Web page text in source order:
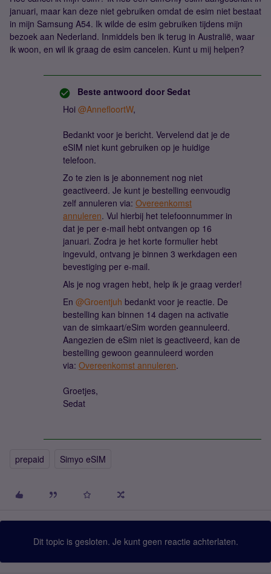
januari, maar kan deze niet gebruiken omdat de esim niet bestaat
in mijn Samsung A54. Ik wilde de esim gebruiken tijdens mijn
bezoek aan Nederland. Inmiddels ben ik terug in Australië, waar
ik woon, en wil ik graag de esim cancelen. Kunt u mij helpen?
Beste antwoord door Sedat
Hoi ​ @AnnefloortW,
Bedankt voor je bericht. Vervelend dat je de
eSIM niet kunt gebruiken op je huidige
telefoon.
Zo te zien is je abonnement nog niet
geactiveerd. Je kunt je bestelling eenvoudig
zelf annuleren via: Overeenkomst
annuleren. Vul hierbij het telefoonnummer in
dat je per e-mail hebt ontvangen op 16
januari. Zodra je het korte formulier hebt
ingevuld, ontvang je binnen 3 werkdagen een
bevestiging per e-mail.
Als je nog vragen hebt, help ik je graag verder!
En ​ @Groentjuh bedankt voor je reactie. De
bestelling kan binnen 14 dagen na activatie
van de simkaart/eSim worden geannuleerd.
Aangezien de eSim niet is geactiveerd, kan de
bestelling gewoon geannuleerd worden
via: Overeenkomst annuleren.
Groetjes,
Sedat
prepaid Simyo eSIM
Dit topic is gesloten. Je kunt geen reactie achterlaten.